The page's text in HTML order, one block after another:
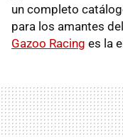
un completo
para los amantes
Gazoo Racing es la